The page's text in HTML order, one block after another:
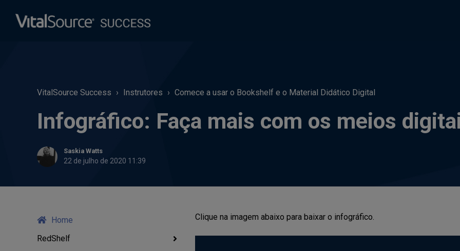
VitalSource Success Instrutores Comece a usar o Bookshelf e o Material Didático Digital
Infográfico: Faça mais com os meios
Saskia Watts
22 de julho de 2020 11:39
Home
RedShelf
Clique na imagem abaixo para baixar o infográfico.